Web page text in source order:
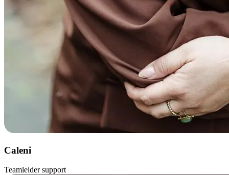
Caleni
Teamleider support